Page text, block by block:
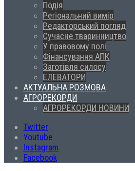
Подія
Регіональний вимір
Редакторський погляд
Сучасне тваринництво
У правовому полі
Фінансування АПК
Заготівля силосу
ЕЛЕВАТОРИ
АКТУАЛЬНА РОЗМОВА
АГРОРЕКОРДИ
АГРОРЕКОРДИ НОВИНИ
Twitter
Youtube
Instagram
Facebook